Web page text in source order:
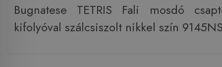
Bugnatese TETRIS Fali mosdó
kifolyóval szálcsiszolt nikkel szín